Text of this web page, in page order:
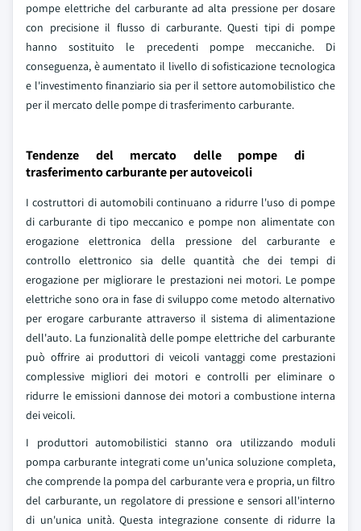
pompe elettriche del carburante ad alta pressione per dosare
con precisione il flusso di carburante. Questi tipi di pompe
hanno sostituito le precedenti pompe meccaniche. Di
conseguenza, è aumentato il livello di sofisticazione tecnologica
e l'investimento finanziario sia per il settore automobilistico che
per il mercato delle pompe di trasferimento carburante.
Tendenze del mercato delle pompe di
trasferimento carburante per autoveicoli
I costruttori di automobili continuano a ridurre l'uso di pompe
di carburante di tipo meccanico e pompe non alimentate con
erogazione elettronica della pressione del carburante e
controllo elettronico sia delle quantità che dei tempi di
erogazione per migliorare le prestazioni nei motori. Le pompe
elettriche sono ora in fase di sviluppo come metodo alternativo
per erogare carburante attraverso il sistema di alimentazione
dell'auto. La funzionalità delle pompe elettriche del carburante
può offrire ai produttori di veicoli vantaggi come prestazioni
complessive migliori dei motori e controlli per eliminare o
ridurre le emissioni dannose dei motori a combustione interna
dei veicoli.
I produttori automobilistici stanno ora utilizzando moduli
pompa carburante integrati come un'unica soluzione completa,
che comprende la pompa del carburante vera e propria, un filtro
del carburante, un regolatore di pressione e sensori all'interno
di un'unica unità. Questa integrazione consente di ridurre la